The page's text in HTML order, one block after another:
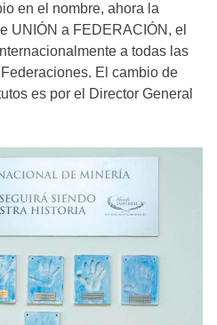
en el nombre, ahora la
UNIÓN a FEDERACIÓN, el
a todas las
El cambio de
es por el Director General